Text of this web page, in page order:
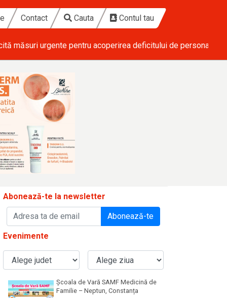
Contact Cauta Contul tau
măsuri urgente pentru acoperirea deficitului de personal
Abonează-te la newsletter
Abonează-te
Evenimente
Școala de Vară SAMF Medicină de
Familie – Neptun, Constanța